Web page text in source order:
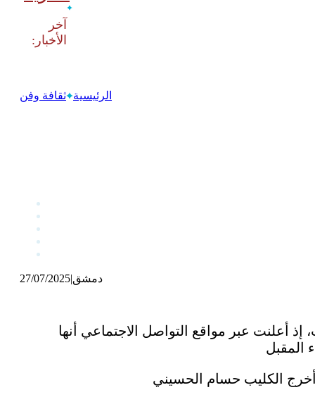
‫آخر
الرئيسية ثقافة وفن
27/07/2025|دمشق
أعلنت عبر مواقع التواصل الاجتماعي أنها